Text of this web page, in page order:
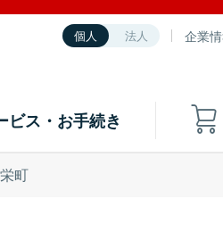
個人 法人 企業
ビス・お手続き
栄町